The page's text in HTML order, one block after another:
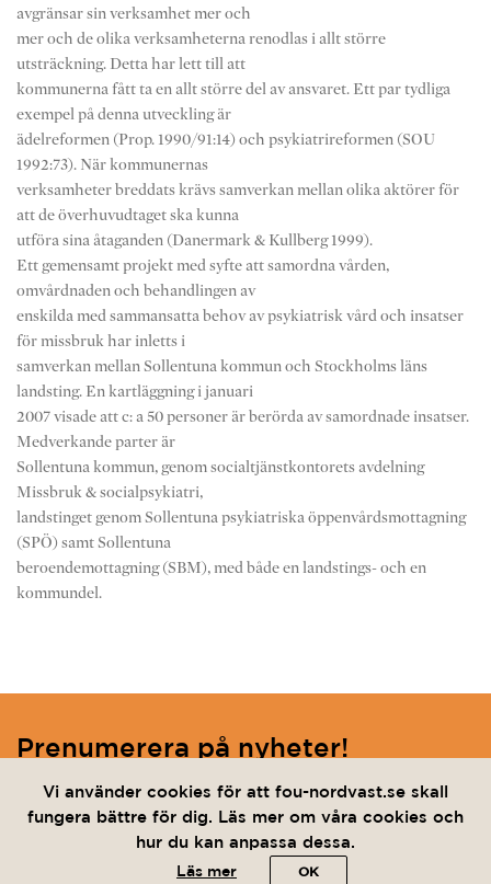
avgränsar sin verksamhet mer och
mer och de olika verksamheterna renodlas i allt större
utsträckning. Detta har lett till att
kommunerna fått ta en allt större del av ansvaret. Ett par tydliga
exempel på denna utveckling är
ädelreformen (Prop. 1990/91:14) och psykiatrireformen (SOU
1992:73). När kommunernas
verksamheter breddats krävs samverkan mellan olika aktörer för
att de överhuvudtaget ska kunna
utföra sina åtaganden (Danermark & Kullberg 1999).
Ett gemensamt projekt med syfte att samordna vården,
omvårdnaden och behandlingen av
enskilda med sammansatta behov av psykiatrisk vård och insatser
för missbruk har inletts i
samverkan mellan Sollentuna kommun och Stockholms läns
landsting. En kartläggning i januari
2007 visade att c: a 50 personer är berörda av samordnade insatser.
Medverkande parter är
Sollentuna kommun, genom socialtjänstkontorets avdelning
Missbruk & socialpsykiatri,
landstinget genom Sollentuna psykiatriska öppenvårdsmottagning
(SPÖ) samt Sollentuna
beroendemottagning (SBM), med både en landstings- och en
kommundel.
Prenumerera på nyheter!
Jag vill prenumerera på nyhetsbrevet och har läst
Vi använder cookies för att fou-nordvast.se skall
fungera bättre för dig. Läs mer om våra cookies och
hur du kan anpassa dessa.
Läs mer OK